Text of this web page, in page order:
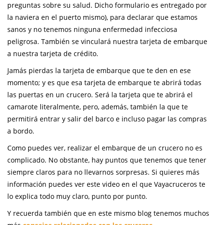
preguntas sobre su salud. Dicho formulario es entregado por
la naviera en el puerto mismo), para declarar que estamos
sanos y no tenemos ninguna enfermedad infecciosa
peligrosa. También se vinculará nuestra tarjeta de embarque
a nuestra tarjeta de crédito.
Jamás pierdas la tarjeta de embarque que te den en ese
momento; y es que esa tarjeta de embarque te abrirá todas
las puertas en un crucero. Será la tarjeta que te abrirá el
camarote literalmente, pero, además, también la que te
permitirá entrar y salir del barco e incluso pagar las compras
a bordo.
Como puedes ver, realizar el embarque de un crucero no es
complicado. No obstante, hay puntos que tenemos que tener
siempre claros para no llevarnos sorpresas. Si quieres más
información puedes ver este video en el que Vayacruceros te
lo explica todo muy claro, punto por punto.
Y recuerda también que en este mismo blog tenemos muchos